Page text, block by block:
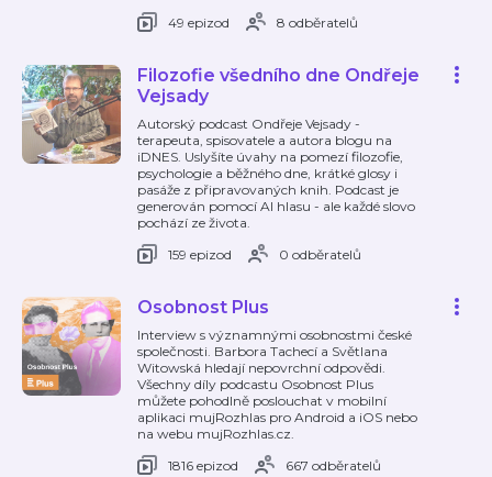
49 epizod
8 odběratelů
Filozofie všedního dne Ondřeje
Vejsady
Autorský podcast Ondřeje Vejsady -
terapeuta, spisovatele a autora blogu na
iDNES. Uslyšíte úvahy na pomezí filozofie,
psychologie a běžného dne, krátké glosy i
pasáže z připravovaných knih. Podcast je
generován pomocí AI hlasu - ale každé slovo
pochází ze života.
159 epizod
0 odběratelů
Osobnost Plus
Interview s významnými osobnostmi české
společnosti. Barbora Tachecí a Světlana
Witowská hledají nepovrchní odpovědi.
Všechny díly podcastu Osobnost Plus
můžete pohodlně poslouchat v mobilní
aplikaci mujRozhlas pro Android a iOS nebo
na webu mujRozhlas.cz.
1816 epizod
667 odběratelů